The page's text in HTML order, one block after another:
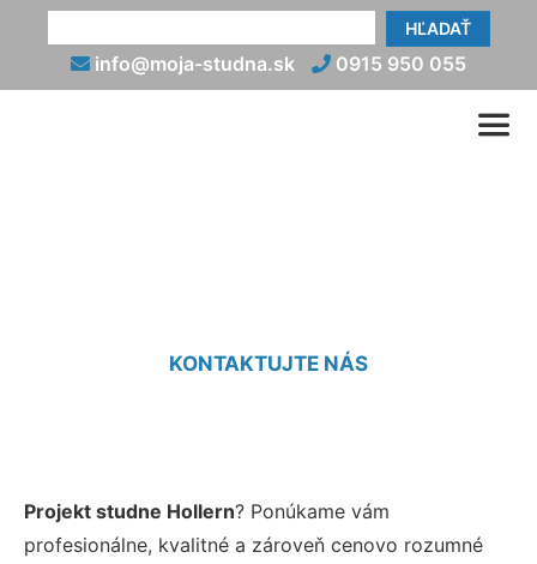
HĽADAŤ
info@moja-studna.sk 0915 950 055
KONTAKTUJTE NÁS
Projekt studne Hollern? Ponúkame vám
profesionálne, kvalitné a zároveň cenovo rozumné